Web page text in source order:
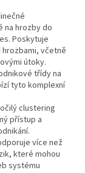
na hrozby do
Poskytuje
včetně
útoky.
třídy na
tyto komplexní
clustering
přístup a
více než
které mohou
systému